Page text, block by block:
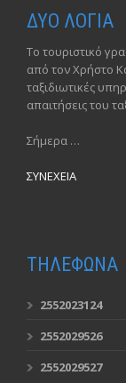
ΔΥΟ ΛΟΓΙΑ
Το τουριστικό
από τον Χρήστο
ταξιδιωτικές
απαιτήσεις του
Σήμερα …
ΣΥΝΕΧΕΙΑ
ΤΗΛΕΦΩΝΑ
2552023124
2552029526
2552029527